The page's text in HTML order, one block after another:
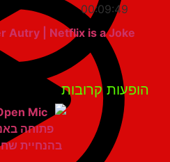
00:09:49
Autry | Netflix is a Joke
קרובות